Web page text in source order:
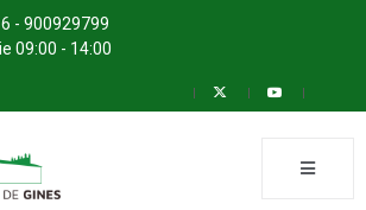
- 900929799
09:00 - 14:00